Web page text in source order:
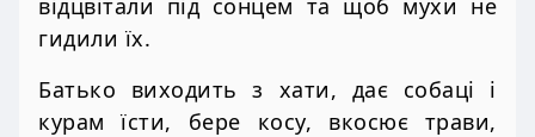
відцвітали під сонцем та щоб мухи не
гидили їх.
Батько виходить з хати, дає собаці і
курам їсти, бере косу, вкосює трави,